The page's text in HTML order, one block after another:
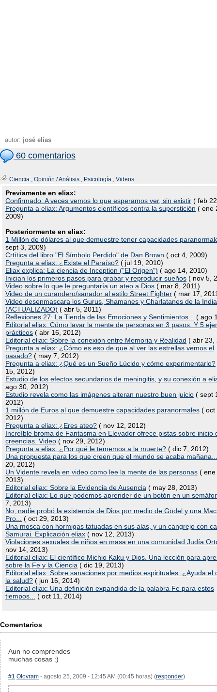
autor: josé elías
60 comentarios
Ciencia , Opinión / Análisis , Psicología , Videos
Previamente en eliax:
Confirmado: A veces vemos lo que esperamos ver, sin existir ( feb
Pregunta a eliax: Argumentos científicos contra la superstición ( ene
2009)
Posteriormente en eliax:
1 Millón de dólares al que demuestre tener capacidades
sept 3, 2009)
Crtítica del libro "El Símbolo Perdido" de Dan Brown ( oct 4, 2009)
Pregunta a eliax: ¿Existe el Paraíso? ( jul 19, 2010)
Eliax explica: La ciencia de Inception ("El Origen") ( ago 14, 2010)
Inician los primeros pasos para grabar y reproducir sueños ( nov 5,
Video sobre lo que le preguntaría un ateo a Dios ( mar 8, 2011)
Video de un curandero/sanador al estilo Street Fighter ( mar 17,
Video desenmascara los Gurus, Shamanes y Charlatanes de la India
(ACTUALIZADO) ( abr 5, 2011)
Reflexiones 27: La Tienda de las Emociones y Sentimientos...
( ago
Editorial eliax: Cómo lavar la mente de personas en 3 pasos. Y 5
prácticos ( abr 16, 2012)
Editorial eliax: Sobre la conexión entre Memoria y Realidad ( abr 23,
Pregunta a eliax: ¿Cómo es eso de que al ver las estrellas vemos el
pasado? ( may 7, 2012)
Pregunta a eliax: ¿Qué es un Sueño Lúcido y cómo experimentarlo?
15, 2012)
Estudio de los efectos secundarios de meningitis, y su conexión a
ago 30, 2012)
Estudio revela como las imágenes alteran nuestro buen juicio ( sept
2012)
1 millón de Euros al que demuestre capacidades paranormales ( oct
2012)
Pregunta a eliax: ¿Eres ateo? ( nov 12, 2012)
Increíble broma de Fantasma en Elevador ofrece pistas sobre inicio
creencias. Video ( nov 29, 2012)
Pregunta a eliax: ¿Por qué le tememos a la muerte? ( dic 7, 2012)
Una propuesta para los que creen que el mundo se acaba mañana...
20, 2012)
Un Vidente revela en video como lee la mente de las personas ( ene
2013)
Editorial eliax: Sobre la Evidencia de Ausencia ( may 28, 2013)
Editorial eliax: Lo que podemos aprender de un botón en un
7, 2013)
No, nadie probó la existencia de Dios por medio de Gödel y una
Pro...
( oct 29, 2013)
Una mosca con hormigas tatuadas en sus alas, y un cangrejo con
Samurai. Explicación eliax ( nov 12, 2013)
Violaciones sexuales de niños en masa en una comunidad Judía
nov 14, 2013)
Editorial eliax: El científico Michio Kaku y Dios. Una lección para
sobre la Fe y la Ciencia ( dic 19, 2013)
Editorial eliax: Sobre sanaciones por medios espirituales. ¿Ayuda el
la salud? ( jun 16, 2014)
Editorial eliax: Una definición expandida de la palabra Fe para estos
tiempos...
( oct 11, 2014)
Comentarios
Aun no comprendes
muchas cosas :)
#1 Olovram - agosto 25, 2009 - 12:45 AM (00:45 horas) (responder)